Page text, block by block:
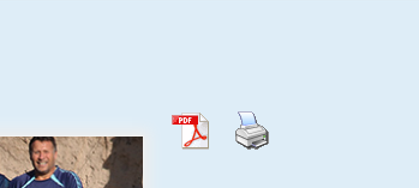
28/07/2026
Escuela hospitalaria El Carmen de